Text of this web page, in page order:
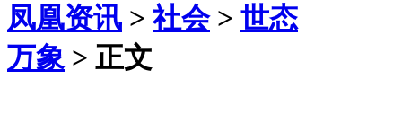
凤凰资讯 >社会> 世态
万象 > 正文